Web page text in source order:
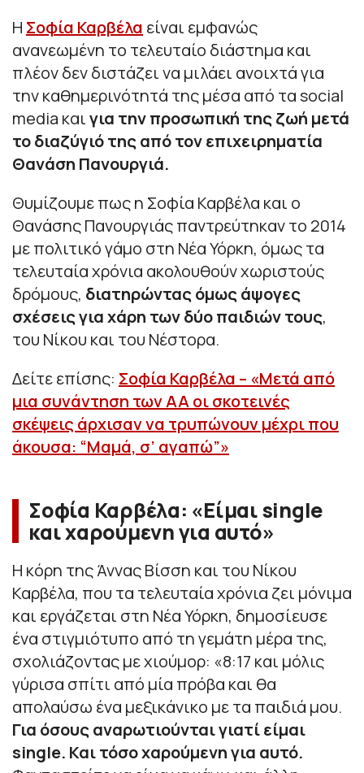
Η Σοφία Καρβέλα είναι εμφανώς
ανανεωμένη το τελευταίο διάστημα και
πλέον δεν διστάζει να μιλάει ανοιχτά για
την καθημερινότητά της μέσα από τα social
media καιγια την προσωπική της ζωή μετά
το διαζύγιό της από τον επιχειρηματία
Θανάση Πανουργιά.
Θυμίζουμε πως η Σοφία Καρβέλα και ο
Θανάσης Πανουργιάς παντρεύτηκαν το 2014
με πολιτικό γάμο στη Νέα Υόρκη, όμως τα
τελευταία χρόνια ακολουθούν χωριστούς
δρόμους, διατηρώντας όμως άψογες
σχέσεις για χάρη των δύο παιδιών τους,
του Νίκου και του Νέστορα.
Δείτε επίσης: Σοφία Καρβέλα – «Μετά από
μια συνάντηση των ΑΑ οι σκοτεινές
σκέψεις άρχισαν να τρυπώνουν μέχρι που
άκουσα: “Μαμά, σ’ αγαπώ”»
Σοφία Καρβέλα: «Είμαι single
και χαρούμενη για αυτό»
Η κόρη της Άννας Βίσση και του Νίκου
Καρβέλα, που τα τελευταία χρόνια ζει μόνιμα
και εργάζεται στη Νέα Υόρκη, δημοσίευσε
ένα στιγμιότυπο από τη γεμάτη μέρα της,
σχολιάζοντας με χιούμορ: «8:17 και μόλις
γύρισα σπίτι από μία πρόβα και θα
απολαύσω ένα μεξικάνικο με τα παιδιά μου.
Για όσους αναρωτιούνται γιατί είμαι
single. Και τόσο χαρούμενη για αυτό.